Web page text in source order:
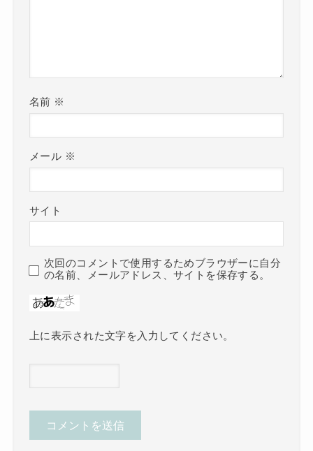
名前 ※
メール ※
サイト
次回のコメントで使用するためブラウザーに自分
の名前、メールアドレス、サイトを保存する。
上に表示された文字を入力してください。